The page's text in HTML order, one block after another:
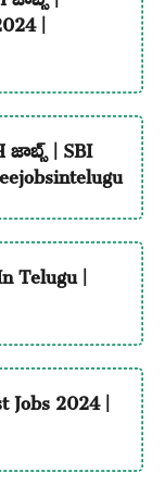
|
| SBI
Telugu |
2024 |